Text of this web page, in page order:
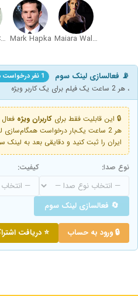
Maiara Walsh
Mark Hapka
Cameron Cowperthwaite
📡 فعالسازی لینک سوم 1 نفر درخواست داده
، هر 2 ساعت یک فیلم برای یک کاربر ویژه
🔒 این قابلیت فقط برای کاربران ویژه
ایران را ثبت کنید و دقایقی بعد به
نوع صدا: کیفیت:
🔄 فعالسازی لینک سوم
🔒 ورود به حساب ⭐ دریافت